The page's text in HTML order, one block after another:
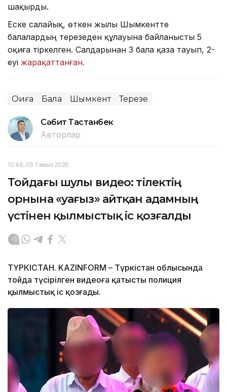
шақырды.
Еске салайық, өткен жылы Шымкентте
балалардың терезеден құлауына байланысты 5
оқиға тіркелген. Салдарынан 3 бала қаза тауып, 2-
еуі жарақаттанған.
Оқиға Бала Шымкент Терезе
Сәбит Тастанбек
Авторлар
10:49, 05 Тамыз 2026
Тойдағы шулы видео: тілектің
орнына «уағыз» айтқан адамның
үстінен қылмыстық іс қозғалды
ТҮРКІСТАН. KAZINFORM – Түркістан облысында
тойда түсірілген видеоға қатысты полиция
қылмыстық іс қозғады.